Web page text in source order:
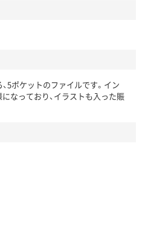
5ポケットのファイルです。イン
なっており、イラストも入った賑